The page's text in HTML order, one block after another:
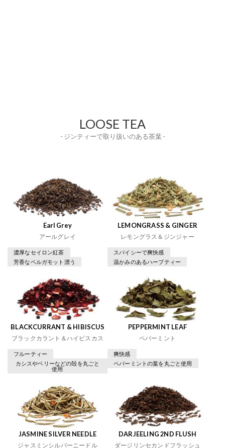
LOOSE TEA
- ジンティーで取り扱いのある茶葉 -
Earl Grey
アールグレイ
濃厚なセイロン紅茶
芳香なベルガモット漂う
LEMONGRASS & GINGER
レモングラス＆ジンジャー
スパイシーで爽快感
温かみのあるハーブティー
BLACKCURRANT & HIBISCUS
ブラックカラント＆ハイビスカス
フルーティー
カシスやベリーなどの殻を丸ごと
使用
PEPPERMINT LEAF
ペパーミント
爽快感
ペパーミントの葉を丸ごと使用
JASMINE SILVER NEEDLE
ジャスミンシルバーニードル
DARJEELING 2ND FLUSH
ダージリンセカンドフラッシュ